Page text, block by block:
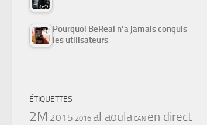
Pourquoi BeReal n’a jamais conquis
les utilisateurs
ÉTIQUETTES
2M 2015 2016 al aoula CAN en direct